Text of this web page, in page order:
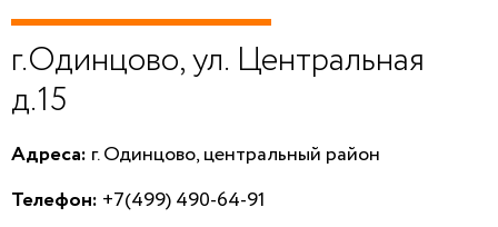
г.Одинцово, ул. Центральная
д.15
Адреса: г. Одинцово, центральный район
Телефон: +7(499) 490-64-91